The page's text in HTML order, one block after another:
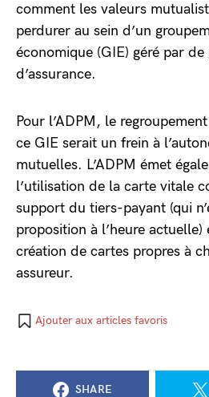
comment les valeurs
perdurer au sein d’un
économique (GIE) géré par
d’assurance.
Pour l’ADPM, le
ce GIE serait un frein à
mutuelles. L’ADPM émet
l’utilisation de la carte vitale
support du tiers-payant (qui
proposition à l’heure actuelle)
création de cartes propres à
assureur.
Ajouter aux articles favoris
SHARE